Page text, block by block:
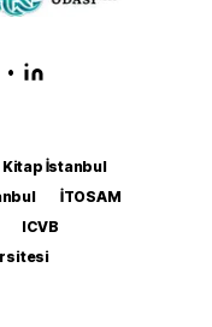
•
Kitap İstanbul
İTOSAM
ICVB